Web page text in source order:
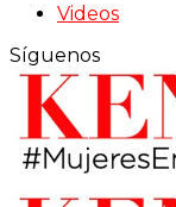
Videos
Síguenos